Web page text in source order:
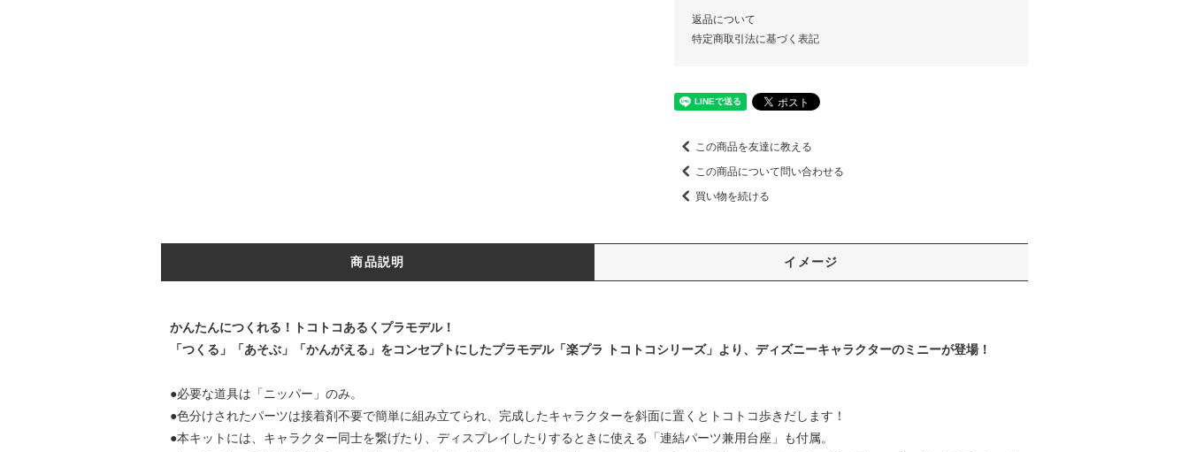
返品について
特定商取引法に基づく表記
この商品を友達に教える
この商品について問い合わせる
買い物を続ける
商品説明 イメージ
かんたんにつくれる！トコトコあるくプラモデル！
「つくる」「あそぶ」「かんがえる」をコンセプトにしたプラモデル「楽プラ トコトコシリーズ」より、ディズニーキャラクターのミニーが登場！
●必要な道具は「ニッパー」のみ。
●色分けされたパーツは接着剤不要で簡単に組み立てられ、完成したキャラクターを斜面に置くとトコトコ歩きだします！
●本キットには、キャラクター同士を繋げたり、ディスプレイしたりするときに使える「連結パーツ兼用台座」も付属。